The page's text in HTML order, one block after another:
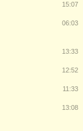
15:07
06:03
13:33
12:52
11:33
13:08